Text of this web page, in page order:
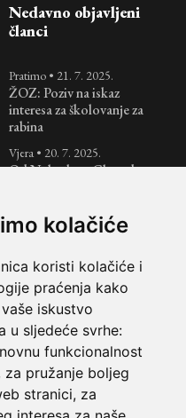
kolačiće
koristi kolačiće i
praćenja kako
iskustvo
u sljedeće svrhe:
funkcionalnost
za pružanje boljeg
stranici, za
Nedavno objavljeni
članci
Pratimo • 21. 7. 2025.
ŽOZ: Poziv na iskaz
interesa za školovanje za
rabina
Vjera • 20. 7. 2025.
Od Nebeskog Glasa do
vjenčanje
Tri tjedna i Tiša B’Av:
razdoblje žalovanja nad
uništenjem Svetih
Hramova
Košer • 7. 7. 2025.
Jednostavan i brz recept
za pita kruh